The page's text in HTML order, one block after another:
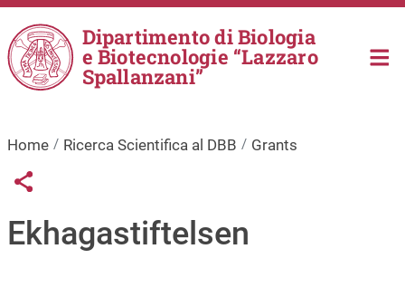
Salta al contenuto principale
Dipartimento di Biologia
e Biotecnologie “Lazzaro
Spallanzani”
Home Ricerca Scientifica al DBB Grants
Links condivisione social
Share button
Ekhagastiftelsen